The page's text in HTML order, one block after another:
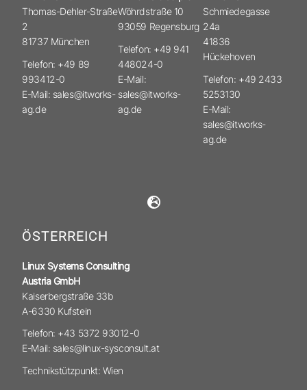
Thomas-Dehler-Straße
2
81737 München
Telefon: +49 89
993412-0
E-Mail: sales@itworks-
ag.de
Wöhrdstraße 10
93059 Regensburg
Telefon: +49 941
448024-0
E-Mail:
sales@itworks-
ag.de
Schmiedegasse
24a
41836
Hückehoven
Telefon: +49 2433
5253130
E-Mail:
sales@itworks-
ag.de
ÖSTERREICH
Linux Systems Consulting
Austria GmbH
Kaiserbergstraße 33b
A-6330 Kufstein
Telefon: +43 5372 93012-0
E-Mail: sales@linux-sysconsult.at
Technikstützpunkt: Wien